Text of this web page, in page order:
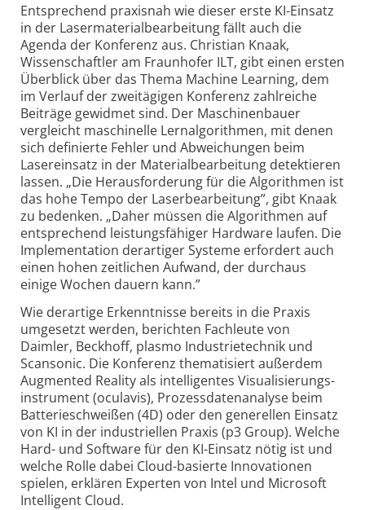
Entsprechend praxisnah wie dieser erste KI-Einsatz
in der Lasermaterialbearbeitung fällt auch die
Agenda der Konferenz aus. Christian Knaak,
Wissenschaftler am Fraunhofer ILT, gibt einen ersten
Überblick über das Thema Machine Learning, dem
im Verlauf der zweitägigen Konferenz zahlreiche
Beiträge gewidmet sind. Der Maschinen­bauer
vergleicht maschinelle Lern­algorithmen, mit denen
sich definierte Fehler und Abweichungen beim
Lasereinsatz in der Materialbearbeitung detektieren
lassen. „Die Herausforderung für die Algorithmen ist
das hohe Tempo der Laser­bearbeitung”, gibt Knaak
zu bedenken. „Daher müssen die Algorithmen auf
entsprechend leistungs­fähiger Hardware laufen. Die
Implementation derartiger Systeme erfordert auch
einen hohen zeitlichen Aufwand, der durchaus
einige Wochen dauern kann.”
Wie derartige Erkenntnisse bereits in die Praxis
umgesetzt werden, berichten Fachleute von
Daimler, Beckhoff, plasmo Industrie­technik und
Scansonic. Die Konferenz thematisiert außerdem
Augmented Reality als intelligentes Visualisierungs­
instrument (oculavis), Prozess­datenanalyse beim
Batterieschweißen (4D) oder den generellen Einsatz
von KI in der industriellen Praxis (p3 Group). Welche
Hard- und Software für den KI-Einsatz nötig ist und
welche Rolle dabei Cloud-basierte Innovationen
spielen, erklären Experten von Intel und Microsoft
Intelligent Cloud.